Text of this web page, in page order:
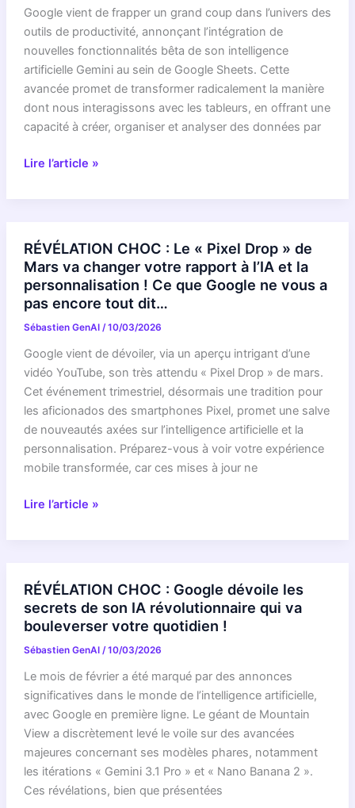
mon
ressenti
en
tant
que
Testeur
Sosh
Google vient de frapper un grand coup dans l’univers des
outils de productivité, annonçant l’intégration de
nouvelles fonctionnalités bêta de son intelligence
artificielle Gemini au sein de Google Sheets. Cette
avancée promet de transformer radicalement la manière
dont nous interagissons avec les tableurs, en offrant une
capacité à créer, organiser et analyser des données par
C’est
RÉVOLUTIONNER
votre
travail
sur
Google
Sheets
et
vous
n’allez
pas
en
croire
yeux
Lire l’article »
RÉVÉLATION CHOC : Le « Pixel Drop » de
Mars va changer votre rapport à l’IA et la
personnalisation ! Ce que Google ne vous a
pas encore tout dit…
Sébastien GenAI /10/03/2026
Google vient de dévoiler, via un aperçu intrigant d’une
vidéo YouTube, son très attendu « Pixel Drop » de mars.
Cet événement trimestriel, désormais une tradition pour
les aficionados des smartphones Pixel, promet une salve
de nouveautés axées sur l’intelligence artificielle et la
personnalisation. Préparez-vous à voir votre expérience
mobile transformée, car ces mises à jour ne
RÉVÉLATION
« Pixel
Drop »
de
Mars
va
changer
votre
rapport
à
l’IA
et
la
Lire l’article »
RÉVÉLATION CHOC : Google dévoile les
secrets de son IA révolutionnaire qui va
bouleverser votre quotidien !
Sébastien GenAI /10/03/2026
Le mois de février a été marqué par des annonces
significatives dans le monde de l’intelligence artificielle,
avec Google en première ligne. Le géant de Mountain
View a discrètement levé le voile sur des avancées
majeures concernant ses modèles phares, notamment
les itérations « Gemini 3.1 Pro » et « Nano Banana 2 ».
Ces révélations, bien que présentées